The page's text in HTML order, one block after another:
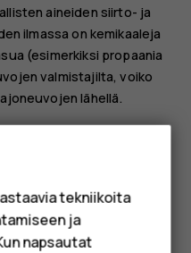
aineiden siirto- ja
ilmassa on kemikaaleja
(esimerkiksi propaania
valmistajilta, voiko
lähellä.
tekniikoita
ja
napsautat